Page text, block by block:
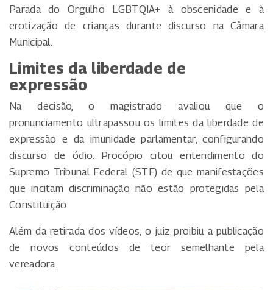
Parada do Orgulho LGBTQIA+ à obscenidade e à
erotização de crianças durante discurso na Câmara
Municipal.
Limites da liberdade de
expressão
Na decisão, o magistrado avaliou que o
pronunciamento ultrapassou os limites da liberdade de
expressão e da imunidade parlamentar, configurando
discurso de ódio. Procópio citou entendimento do
Supremo Tribunal Federal (STF) de que manifestações
que incitam discriminação não estão protegidas pela
Constituição.
Além da retirada dos vídeos, o juiz proibiu a publicação
de novos conteúdos de teor semelhante pela
vereadora.